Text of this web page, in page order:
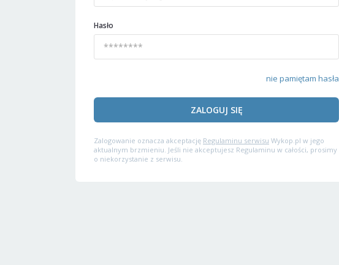
Hasło
nie pamiętam hasła
ZALOGUJ SIĘ
Zalogowanie oznacza akceptację Regulaminu serwisu Wykop.pl w jego
aktualnym brzmieniu. Jeśli nie akceptujesz Regulaminu w całości, prosimy
o niekorzystanie z serwisu.